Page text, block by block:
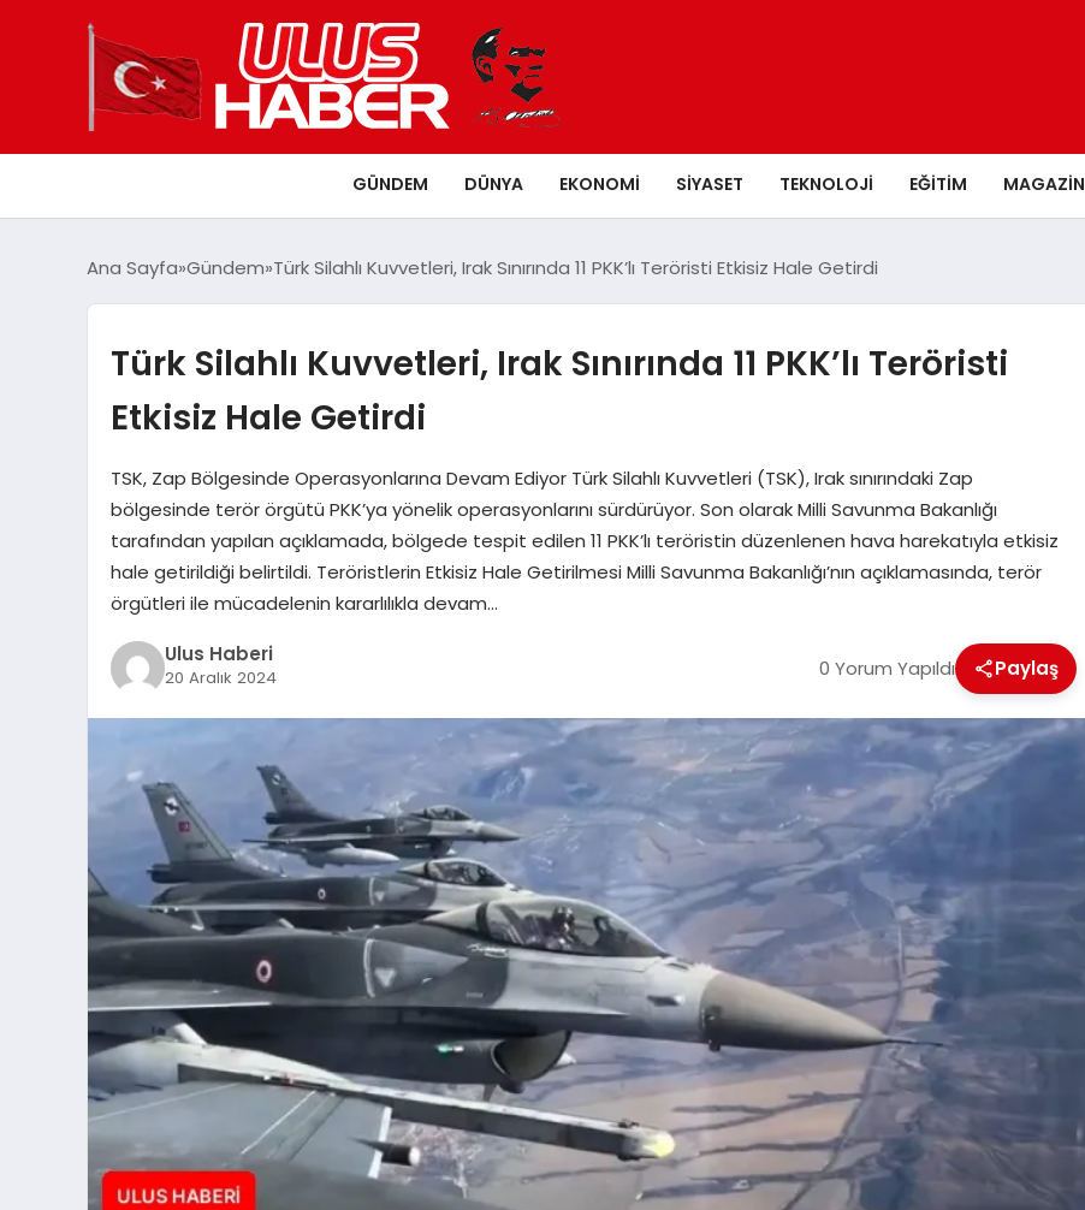
GÜNDEM DÜNYA EKONOMI SIYASET TEKNOLOJI EĞITIM MAGAZIN
Ana Sayfa Gündem Türk Silahlı Kuvvetleri, Irak Sınırında 11 PKK’lı Teröristi Etkisiz Hale Getirdi
Türk Silahlı Kuvvetleri, Irak Sınırında 11 PKK’lı Teröristi
Etkisiz Hale Getirdi
TSK, Zap Bölgesinde Operasyonlarına Devam Ediyor Türk Silahlı Kuvvetleri (TSK), Irak sınırındaki Zap
bölgesinde terör örgütü PKK’ya yönelik operasyonlarını sürdürüyor. Son olarak Milli Savunma Bakanlığı
tarafından yapılan açıklamada, bölgede tespit edilen 11 PKK’lı teröristin düzenlenen hava harekatıyla etkisiz
hale getirildiği belirtildi. Teröristlerin Etkisiz Hale Getirilmesi Milli Savunma Bakanlığı’nın açıklamasında, terör
örgütleri ile mücadelenin kararlılıkla devam…
Ulus Haberi
20 Aralık 2024 0 Yorum Yapıldı Paylaş